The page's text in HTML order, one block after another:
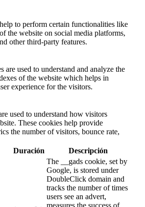
to perform certain functionalities like
the website on social media platforms,
other third-party features.
are used to understand and analyze the
of the website which helps in
experience for the visitors.
used to understand how visitors
These cookies help provide
the number of visitors, bounce rate,
Duración Descripción
The __gads cookie, set by
Google, is stored under
DoubleClick domain and
tracks the number of times
users see an advert,
measures the success of